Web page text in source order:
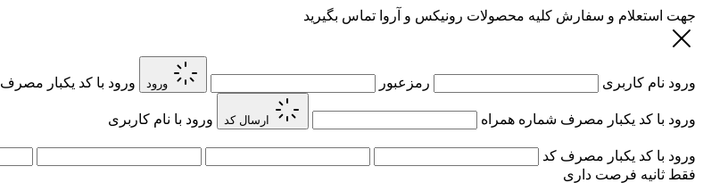
جهت استعلام و سفارش کلیه محصولات رونیکس و آروا تماس بگیرید
ورود نام کاربری رمزعبور ورود ورود با کد یکبار مصرف
ورود با کد یکبار مصرف شماره همراه ارسال کد ورود با نام کاربری
ورود با کد یکبار مصرف کد
فقط ثانیه فرصت داری